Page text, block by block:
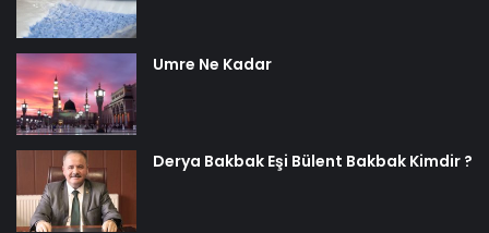
Umre Ne Kadar
Derya Bakbak Eşi Bülent Bakbak Kimdir ?